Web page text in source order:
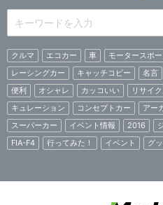
クルマ エコカー 車 モータースポ
レーシングカー
キャッチコピー 名言
便利
オシャレ カッコいい リサイ
キュレーション
コンセプトカー アー
スーパーカー
イベント情報 2016
FIA-F4
行ってみた！ イベント グ